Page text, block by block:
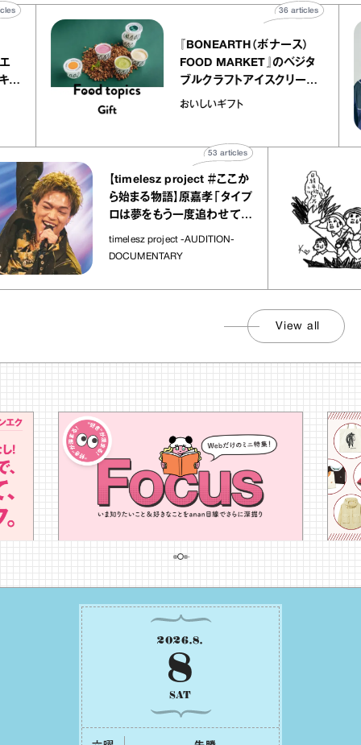
トリエ
ープ キャ
40 articles
『BONEARTH（ボナース）
FOOD MARKET』のベジタ
ブルクラフトアイスクリーム
｜真野知子の「おいしいギフ
おいしいギフト
36 articles
【timelesz project ＃ここか
ら始まる物語】原嘉孝「タイプ
ロは夢をもう一度追わせてく
れた場所」
timelesz project -AUDITION-
DOCUMENTARY
articles
View all
2026.8.
8
SAT